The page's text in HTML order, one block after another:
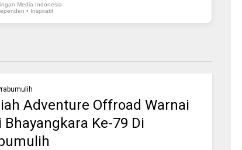
Media Indonesia
• Inspiratif
Adventure Offroad Warnai
Bhayangkara Ke-79 Di